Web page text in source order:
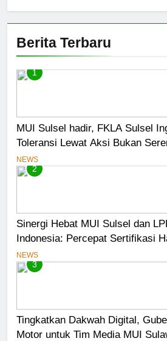
Berita Terbaru
1
MUI Sulsel hadir, FKLA Sulsel
Toleransi Lewat Aksi Bukan
NEWS
2
Sinergi Hebat MUI Sulsel dan
Indonesia: Percepat Sertifikasi
Usaha Mikro Lulus Sidang Fatwa
NEWS
3
Tingkatkan Dakwah Digital,
Motor untuk Tim Media MUI